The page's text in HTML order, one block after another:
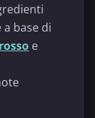
base di
e